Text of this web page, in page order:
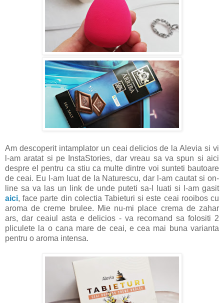
Am descoperit intamplator un ceai delicios de la Alevia si vi
l-am aratat si pe InstaStories, dar vreau sa va spun si aici
despre el pentru ca stiu ca multe dintre voi sunteti bautoare
de ceai. Eu l-am luat de la Naturescu, dar l-am cautat si on-
line sa va las un link de unde puteti sa-l luati si l-am gasit
aici, face parte din colectia Tabieturi si este ceai rooibos cu
aroma de creme brulee. Mie nu-mi place crema de zahar
ars, dar ceaiul asta e delicios - va recomand sa folositi 2
pliculete la o cana mare de ceai, e cea mai buna varianta
pentru o aroma intensa.